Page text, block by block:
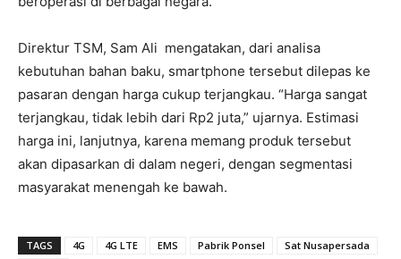
Direktur TSM, Sam Ali mengatakan, dari analisa
kebutuhan bahan baku, smartphone tersebut dilepas ke
pasaran dengan harga cukup terjangkau. “Harga sangat
terjangkau, tidak lebih dari Rp2 juta,” ujarnya. Estimasi
harga ini, lanjutnya, karena memang produk tersebut
akan dipasarkan di dalam negeri, dengan segmentasi
masyarakat menengah ke bawah.
TAGS 4G 4G LTE EMS Pabrik Ponsel
Sat Nusapersada